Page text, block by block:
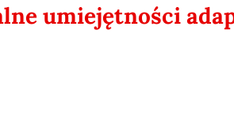
umiejętności